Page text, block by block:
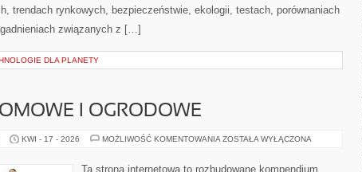
trendach rynkowych, bezpieczeństwie, ekologii, testach, porównaniach
związanych z […]
DLA PLANETY
I OGRODOWE
KWI - 17 - 2026 MOŻLIWOŚĆ KOMENTOWANIA BASENY
OGRODOWE
ZOSTAŁA WYŁĄCZONA
Ta strona internetowa to rozbudowane kompendium